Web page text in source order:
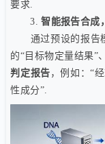
要求.
3.智能报告合成
通过预设的报告模
的“目标物定量结果”
判定报告 ，例如：“
性成分”.